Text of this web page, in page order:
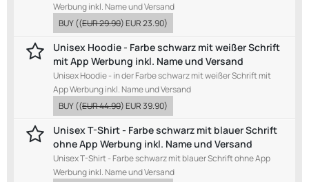
Werbung inkl. Name und Versand
BUY((EUR 29.90)EUR 23.90)
Unisex Hoodie - Farbe schwarz mit weißer Schrift
mit App Werbung inkl. Name und Versand
Unisex Hoodie - in der Farbe schwarz mit weißer Schrift mit
App Werbung inkl. Name und Versand
BUY((EUR 44.90)EUR 39.90)
Unisex T-Shirt - Farbe schwarz mit blauer Schrift
ohne App Werbung inkl. Name und Versand
Unisex T-Shirt - Farbe schwarz mit blauer Schrift ohne App
Werbung inkl. Name und Versand